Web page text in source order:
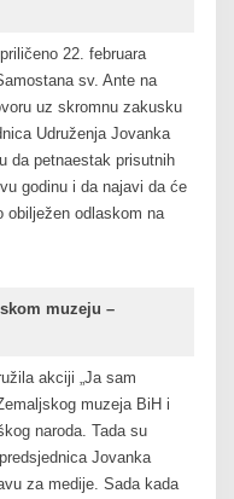
22. februara
sv. Ante na
uz skromnu zakusku
Udruženja Jovanka
da petnaestak prisutnih
godinu i da najavi da će
obilježen odlaskom na
muzeju –
akciji „Ja sam
muzeja BiH i
naroda. Tada su
Jovanka
za medije. Sada kada